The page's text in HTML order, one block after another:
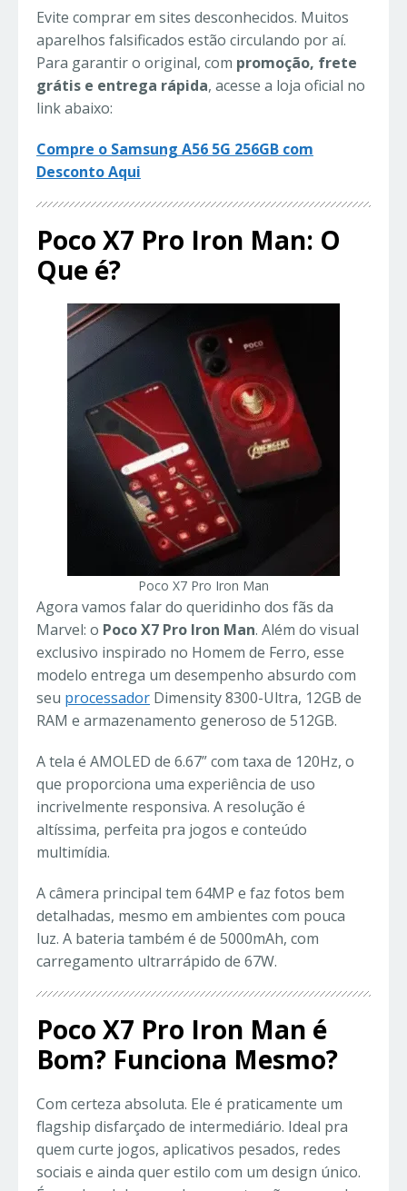
Evite comprar em sites desconhecidos. Muitos
aparelhos falsificados estão circulando por aí.
Para garantir o original, com promoção, frete
grátis e entrega rápida, acesse a loja oficial no
link abaixo:
Compre o Samsung A56 5G 256GB com
Desconto Aqui
Poco X7 Pro Iron Man: O
Que é?
Poco X7 Pro Iron Man
Agora vamos falar do queridinho dos fãs da
Marvel: o Poco X7 Pro Iron Man. Além do visual
exclusivo inspirado no Homem de Ferro, esse
modelo entrega um desempenho absurdo com
seu processador Dimensity 8300-Ultra, 12GB de
RAM e armazenamento generoso de 512GB.
A tela é AMOLED de 6.67” com taxa de 120Hz, o
que proporciona uma experiência de uso
incrivelmente responsiva. A resolução é
altíssima, perfeita pra jogos e conteúdo
multimídia.
A câmera principal tem 64MP e faz fotos bem
detalhadas, mesmo em ambientes com pouca
luz. A bateria também é de 5000mAh, com
carregamento ultrarrápido de 67W.
Poco X7 Pro Iron Man é
Bom? Funciona Mesmo?
Com certeza absoluta. Ele é praticamente um
flagship disfarçado de intermediário. Ideal pra
quem curte jogos, aplicativos pesados, redes
sociais e ainda quer estilo com um design único.